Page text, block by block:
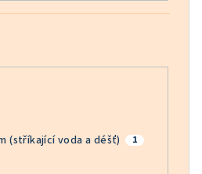
(stříkající voda a déšť) 1